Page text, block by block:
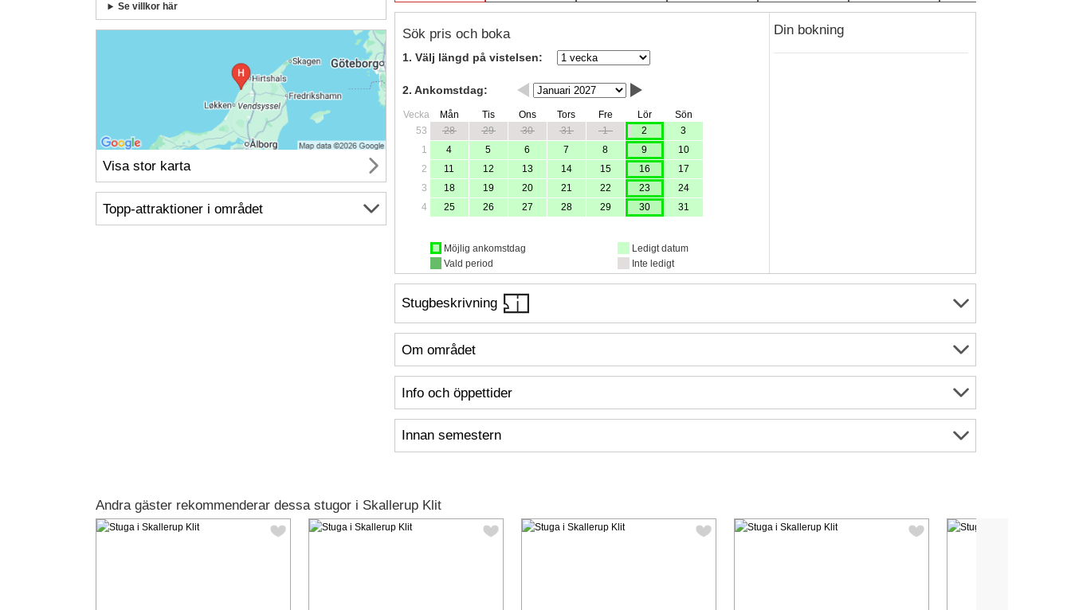
Sök pris och boka
1. Välj längd på vistelsen:
2. Ankomstdag:
Vecka Mån Tis Ons Tors Fre Lör
Sön
53
28 29 30 31 1 2
3
1
4 5 6 7 8 9
10
2
11 12 13 14 15 16
17
3
18 19 20 21 22 23
24
4
25 26 27 28 29 30 31
Möjlig ankomstdag
Vald period
Ledigt datum
Inte ledigt
Din bokning
Stugbeskrivning
Om området
Info och öppettider
Innan semestern
Se villkor här
Visa stor karta
Topp-attraktioner i området
Andra gäster rekommenderar dessa stugor i Skallerup Klit